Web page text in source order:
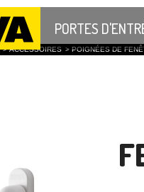
PORTES
> ACCESSOIRES > POIGNÉES DE